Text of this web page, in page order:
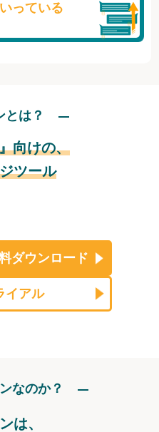
っている
とは？
向けの、
ツール
ダウンロード
イアル
なのか？
は、